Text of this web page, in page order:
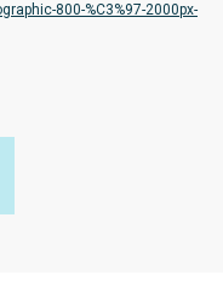
800-%C3%97-2000px-